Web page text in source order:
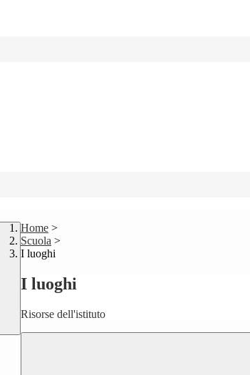
Home >
Scuola >
I luoghi
I luoghi
Risorse dell'istituto